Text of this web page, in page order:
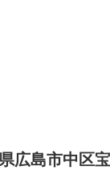
広島市中区